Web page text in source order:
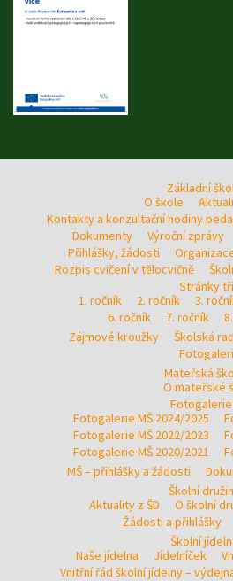
Základní
O škole
Kontakty a konzultační hodiny
Dokumenty
Výroční zprávy
Přihlášky, žádosti
Rozpis cvičení v tělocvičně
Stránky
1. ročník
2. ročník 3.
6. ročník
7. ročník
Zájmové kroužky
Školská
Mateřská
O mateřské
Fotogalerie
Fotogalerie MŠ 2024/2025
Fotogalerie MŠ 2022/2023
Fotogalerie MŠ 2020/2021
MŠ – přihlášky a žádosti
Školní
Aktuality z ŠD
O školní
Žádosti a přihlášky
Školní
Naše jídelna
Jídelníček
Vnitřní řád školní jídelny –